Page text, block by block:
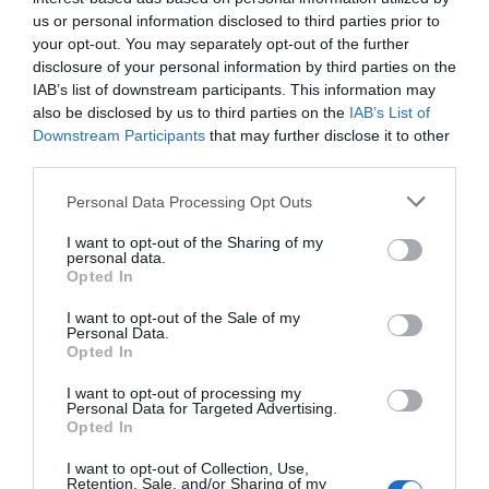
us or personal information disclosed to third parties prior to
your opt-out. You may separately opt-out of the further
disclosure of your personal information by third parties on the
IAB’s list of downstream participants. This information may
also be disclosed by us to third parties on the IAB’s List of
Downstream Participants that may further disclose it to other
Personal Data Processing Opt Outs
I want to opt-out of the Sharing of my
personal data.
Opted In
I want to opt-out of the Sale of my
Personal Data.
Opted In
I want to opt-out of processing my
Personal Data for Targeted Advertising.
Opted In
I want to opt-out of Collection, Use,
Retention, Sale, and/or Sharing of my
25/3 NYA BOLAG
Nytt fastighetsförvaltningsbolag registerat i
Norrtälje
25/3 NYA BOLAG
Trålen 24 AB registrerat
NordHem Måleri AB registrerat –
måleriföretag i Norrtälje
Lokalt väder
33°C
15:00
33°C
16:00
33°C
17:00
27°C
18:00
25°C
20:00